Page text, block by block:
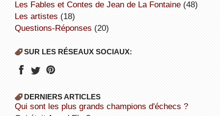
Les Fables et Contes de Jean de La Fontaine(48)
Les artistes (18)
Questions-Réponses (20)
SUR LES RÉSEAUX SOCIAUX:
DERNIERS ARTICLES
Qui sont les plus grands champions d'échecs ?